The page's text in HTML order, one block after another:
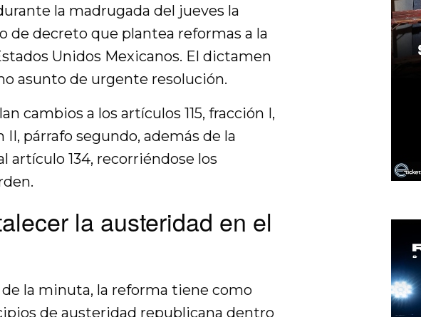
la madrugada del jueves la
de decreto que plantea reformas a la
Unidos Mexicanos. El dictamen
asunto de urgente resolución.
cambios a los artículos 115, fracción I,
II, párrafo segundo, además de la
artículo 134, recorriéndose los
la austeridad en el
la minuta, la reforma tiene como
de austeridad republicana dentro